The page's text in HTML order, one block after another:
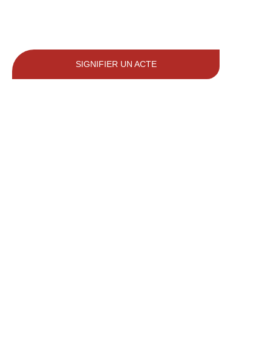
SIGNIFIER UN ACTE